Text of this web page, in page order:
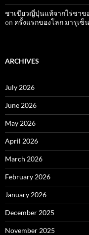
ชาเขียวญี่ปุ่นแท้จากไร่ชาข
on ครั้งแรกของโลก มารุเ
ARCHIVES
July 2026
June 2026
May 2026
April 2026
March 2026
February 2026
January 2026
December 2025
November 2025